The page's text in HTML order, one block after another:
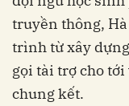
truyền thông,
trình từ xây
gọi tài trợ cho
chung kết.